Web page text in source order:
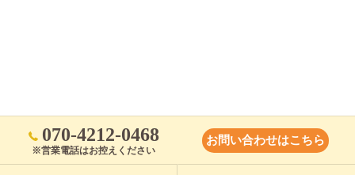
070-4212-0468
※営業電話はお控えください
お問い合わせはこちら